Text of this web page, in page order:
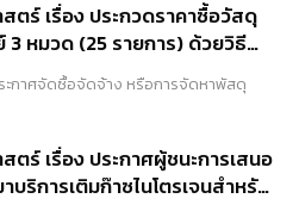
ตร์ เรื่อง ประกวดราคาซื้อวัสดุ
หมวด (25 รายการ) ด้วยวิธี
(e-bidding)
ะกาศจัดซื้อจัดจ้าง หรือการจัดหาพัสดุ
ร์ เรื่อง ประกาศผู้ชนะการเสนอ
บริการเติมก๊าซไนโตรเจนสำหรับ